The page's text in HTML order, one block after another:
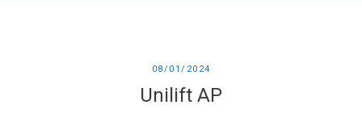
08/01/2024
Unilift AP